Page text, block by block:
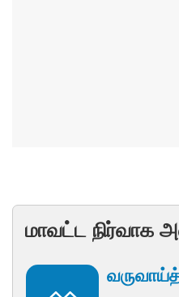
மாவட்ட நிர்வாக